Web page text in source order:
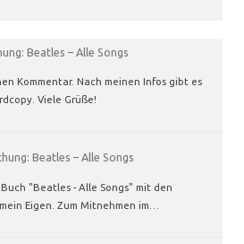
Beatles – Alle Songs
Kommentar. Nach meinen Infos gibt es
Viele Grüße!
Beatles – Alle Songs
"Beatles - Alle Songs" mit den
Eigen. Zum Mitnehmen im…